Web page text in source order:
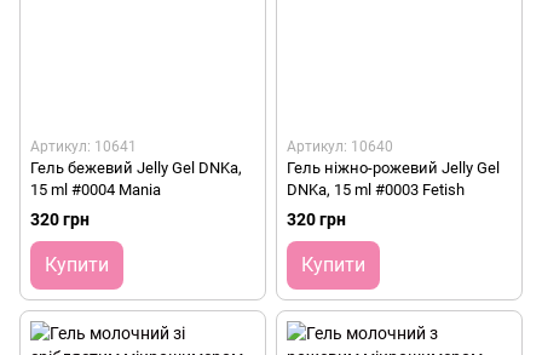
Артикул: 10641
Гель бежевий Jelly Gel DNKa,
15 ml #0004 Mania
320 грн
Купити
Артикул: 10640
Гель ніжно-рожевий Jelly Gel
DNKa, 15 ml #0003 Fetish
320 грн
Купити